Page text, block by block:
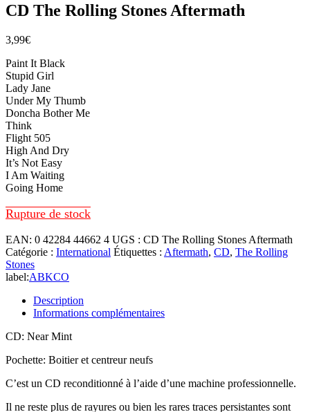
CD The Rolling Stones Aftermath
3,99€
Paint It Black
Stupid Girl
Lady Jane
Under My Thumb
Doncha Bother Me
Think
Flight 505
High And Dry
It’s Not Easy
I Am Waiting
Going Home
Rupture de stock
EAN: 0 42284 44662 4 UGS : CD The Rolling Stones Aftermath
Catégorie : International Étiquettes : Aftermath, CD, The Rolling
Stones
label:ABKCO
Description
Informations complémentaires
CD: Near Mint
Pochette: Boitier et centreur neufs
C’est un CD reconditionné à l’aide d’une machine professionnelle.
Il ne reste plus de rayures ou bien les rares traces persistantes sont